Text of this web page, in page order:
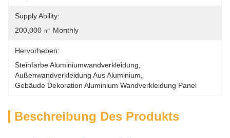
Supply Ability:
200,000 ㎡ Monthly
Hervorheben:
Steinfarbe Aluminiumwandverkleidung
Außenwandverkleidung Aus Aluminium
Gebäude Dekoration Aluminium Wandverkleidung Panel
Beschreibung Des Produkts